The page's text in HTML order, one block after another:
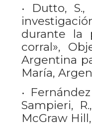
• Dutto,
durante la
corral»,
Argentina
María,
•
Sampieri,
McGraw